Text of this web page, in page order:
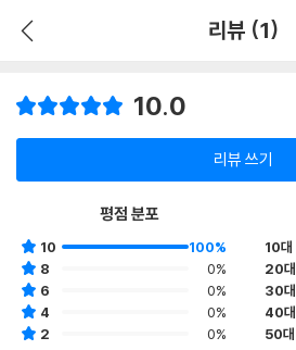
리뷰 (1)
10.0
리뷰 쓰기
평점 분포
10
100%
8
0%
6
0%
4
0%
2
0%
10대
20대
30대
40대
50대